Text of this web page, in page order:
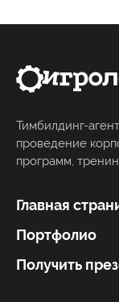
Тимбилдинг-
проведение
программ,
Главная
Портфолио
Получить